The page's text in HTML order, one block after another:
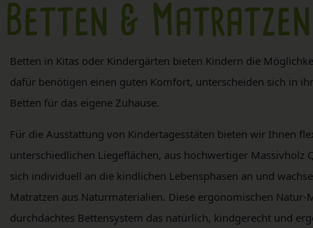
Betten & Matratzen
Betten in Kitas oder Kindergärten bieten Kindern die
dafür benötigen einen guten Komfort, unterscheiden sich in
Betten für das eigene Zuhause.
Für die Ausstattung von Kindertagesstäten bieten wir Ihnen
unterschiedlichen Liegeflächen, aus hochwertiger
sich individuell an die kindlichen Lebensphasen an und
Matratzen aus Naturmaterialien. Diese ergonomischen
durchdachtes Bettensystem das natürlich, kindgerecht und